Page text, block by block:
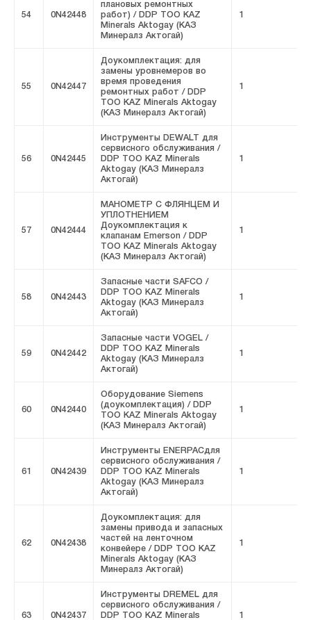
54 0N42448
плановых ремонтных
работ) / DDP ТОО KAZ
Minerals Aktogay (КАЗ
Минералз Актогай)
1
55 0N42447
Доукомплектация: для
замены уровнемеров во
время проведения
ремонтных работ / DDP
ТОО KAZ Minerals Aktogay
(КАЗ Минералз Актогай)
1
56 0N42445
Инструменты DEWALT для
сервисного обслуживания /
DDP ТОО KAZ Minerals
Aktogay (КАЗ Минералз
Актогай)
1
57 0N42444
МАНОМЕТР С ФЛЯНЦЕМ И
УПЛОТНЕНИЕМ
Доукомплектация к
клапанам Emerson / DDP
ТОО KAZ Minerals Aktogay
(КАЗ Минералз Актогай)
1
58 0N42443
Запасные части SAFCO /
DDP ТОО KAZ Minerals
Aktogay (КАЗ Минералз
Актогай)
1
59 0N42442
Запасные части VOGEL /
DDP ТОО KAZ Minerals
Aktogay (КАЗ Минералз
Актогай)
1
60 0N42440
Оборудование Siemens
(доукомплектация) / DDP
ТОО KAZ Minerals Aktogay
(КАЗ Минералз Актогай)
1
61 0N42439
Инструменты ENERPACдля
сервисного обслуживания /
DDP ТОО KAZ Minerals
Aktogay (КАЗ Минералз
Актогай)
1
62 0N42438
Доукомплектация: для
замены привода и запасных
частей на ленточном
конвейере / DDP ТОО KAZ
Minerals Aktogay (КАЗ
Минералз Актогай)
1
63 0N42437
Инструменты DREMEL для
сервисного обслуживания /
DDP ТОО KAZ Minerals
1